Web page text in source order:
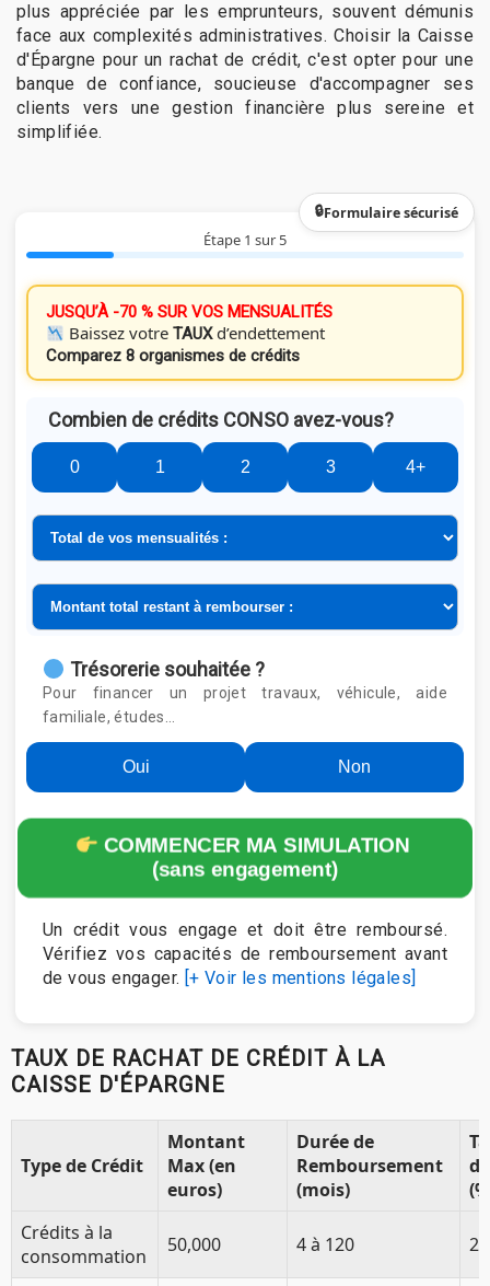
plus appréciée par les emprunteurs, souvent démunis
face aux complexités administratives. Choisir la Caisse
d'Épargne pour un rachat de crédit, c'est opter pour une
banque de confiance, soucieuse d'accompagner ses
clients vers une gestion financière plus sereine et
simplifiée.
Étape 1 sur 5
Formulaire sécurisé
JUSQU’À -70 % SUR VOS MENSUALITÉS
Baissez votreTAUXd’endettement
Comparez 8 organismes de crédits
Combien de crédits CONSO avez-vous?
0 1 2 3 4+
Trésorerie souhaitée ?
Pour financer un projet travaux, véhicule, aide
familiale, études…
Oui Non
COMMENCER MA SIMULATION
(sans engagement)
Un crédit vous engage et doit être remboursé.
Vérifiez vos capacités de remboursement avant
de vous engager. [+ Voir les mentions légales]
TAUX DE RACHAT DE CRÉDIT À LA
CAISSE D'ÉPARGNE
Type de Crédit
Montant
Max (en
euros)
Durée de
Remboursement
(mois)
Crédits à la
consommation
50,000 4 à 120 2